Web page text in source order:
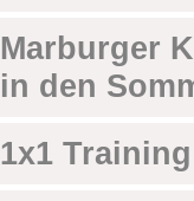
Marburger
in den
1x1